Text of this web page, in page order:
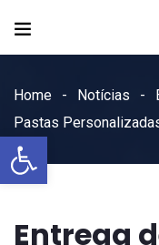
Open toolbar
Home Notícias
Pastas
Entrega